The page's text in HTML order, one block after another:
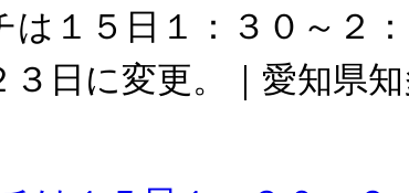
１５日１：３０～２
日に変更。｜愛知県